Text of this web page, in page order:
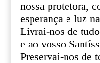
nossa protetora,
esperança e luz
Livrai-nos de
e ao vosso
Preservai-nos de